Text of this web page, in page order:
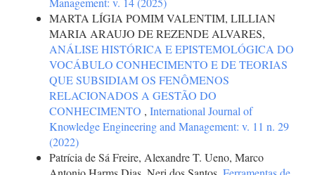
MARTA LÍGIA POMIM VALENTIM, LILLIAN
MARIA ARAUJO DE REZENDE ALVARES,
ANÁLISE HISTÓRICA E EPISTEMOLÓGICA DO
VOCÁBULO CONHECIMENTO E DE TEORIAS
QUE SUBSIDIAM OS FENÔMENOS
RELACIONADOS A GESTÃO DO
CONHECIMENTO , International Journal of
Knowledge Engineering and Management: v. 11 n. 29
(2022)
Patrícia de Sá Freire, Alexandre T. Ueno, Marco